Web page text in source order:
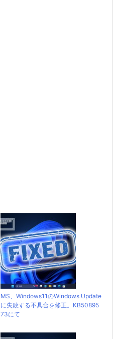
MS、Windows11のWindows Update
に失敗する不具合を修正。KB50895
73にて